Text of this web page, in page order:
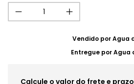
Vendido porAgua
Entregue porAgua